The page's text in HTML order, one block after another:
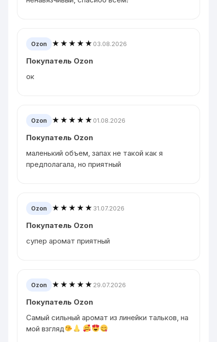
Ozon ★★★★★ 03.08.2026
Покупатель Ozon
ок
Ozon ★★★★★ 01.08.2026
Покупатель Ozon
маленький объем, запах не такой как я
предполагала, но приятный
Ozon ★★★★★ 31.07.2026
Покупатель Ozon
супер аромат приятный
Ozon ★★★★★ 29.07.2026
Покупатель Ozon
Самый сильный аромат из линейки тальков, на
мой взгляд